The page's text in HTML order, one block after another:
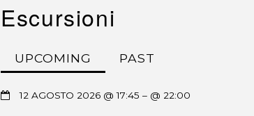
Escursioni
UPCOMING PAST
12 AGOSTO 2026 @ 17:45– @ 22:00